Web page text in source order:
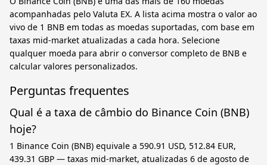
acompanhadas pelo Valuta EX. A lista acima mostra o valor ao
vivo de 1 BNB em todas as moedas suportadas, com base em
taxas mid-market atualizadas a cada hora. Selecione
qualquer moeda para abrir o conversor completo de BNB e
calcular valores personalizados.
Perguntas frequentes
Qual é a taxa de câmbio do Binance Coin (BNB)
hoje?
1 Binance Coin (BNB) equivale a 590.91 USD, 512.84 EUR,
439.31 GBP — taxas mid-market, atualizadas 6 de agosto de